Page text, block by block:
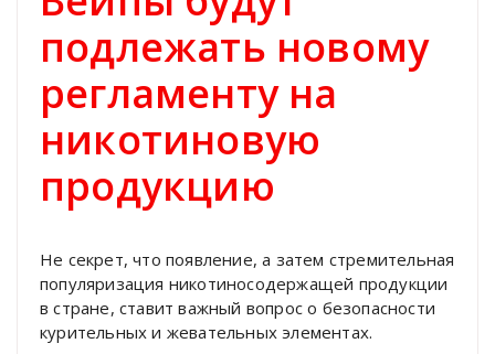
подлежать новому
регламенту на
никотиновую
продукцию
Не секрет, что появление, а затем стремительная
популяризация никотиносодержащей продукции
в стране, ставит важный вопрос о безопасности
курительных и жевательных элементах.